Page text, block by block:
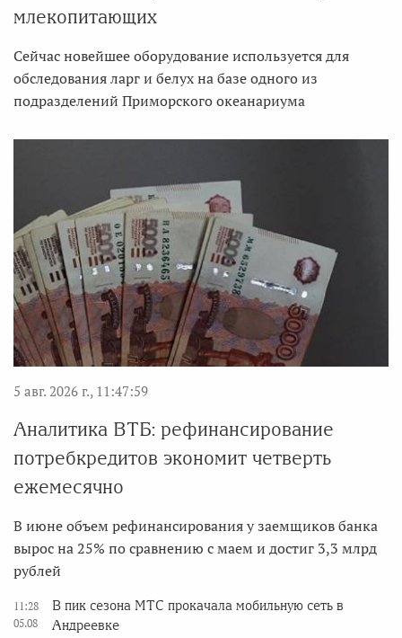
млекопитающих
Сейчас новейшее оборудование используется для
обследования ларг и белух на базе одного из
подразделений Приморского океанариума
5 авг. 2026 г., 11:47:59
Аналитика ВТБ: рефинансирование
потребкредитов экономит четверть
ежемесячно
В июне объем рефинансирования у заемщиков банка
вырос на 25% по сравнению с маем и достиг 3,3 млрд
рублей
11:28
05.08
В пик сезона МТС прокачала мобильную сеть в
Андреевке